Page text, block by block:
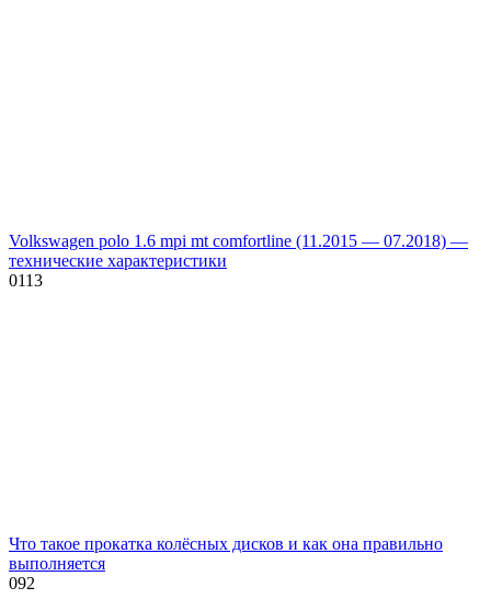
Volkswagen polo 1.6 mpi mt comfortline (11.2015 — 07.2018) —
технические характеристики
0113
Что такое прокатка колёсных дисков и как она правильно
выполняется
092